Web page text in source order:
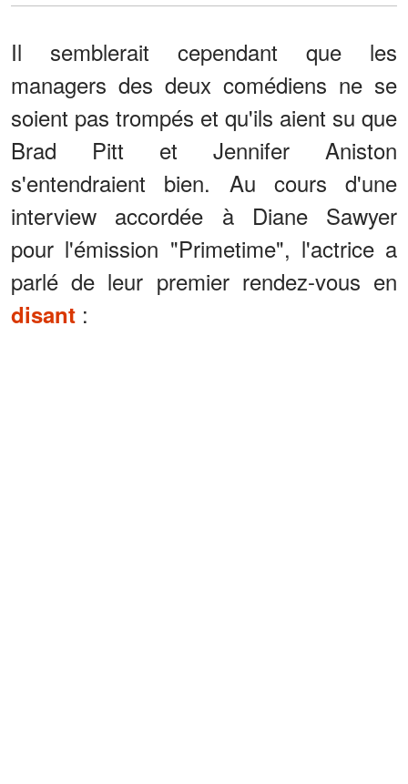
Il semblerait cependant que les
managers des deux comédiens ne se
soient pas trompés et qu'ils aient su que
Brad Pitt et Jennifer Aniston
s'entendraient bien. Au cours d'une
interview accordée à Diane Sawyer
pour l'émission "Primetime", l'actrice a
parlé de leur premier rendez-vous en
disant :